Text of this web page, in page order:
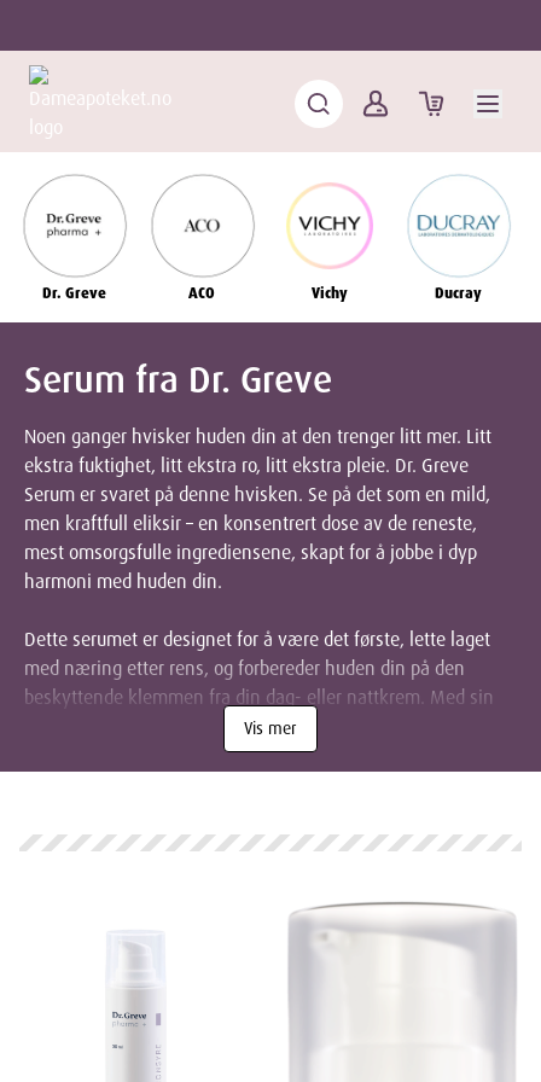
Dr. Greve ACO Vichy Ducray
Serum fra Dr. Greve
Noen ganger hvisker huden din at den trenger litt mer. Litt
ekstra fuktighet, litt ekstra ro, litt ekstra pleie. Dr. Greve
Serum er svaret på denne hvisken. Se på det som en mild,
men kraftfull eliksir – en konsentrert dose av de reneste,
mest omsorgsfulle ingrediensene, skapt for å jobbe i dyp
harmoni med huden din.
Dette serumet er designet for å være det første, lette laget
med næring etter rens, og forbereder huden din på den
beskyttende klemmen fra din dag- eller nattkrem. Med sin
silkemyke konsistens trekker det umiddelbart inn og leverer
målrettet pleie der huden trenger det som mest, noe som er
En Dyrebar Dråpe Velvære
serien, er Dr. Greve Serum parfymefritt og skapt med en dyp
respekt for sensitiv hud. Det er et lite, daglig ritual som utgjør
en stor forskjell.
Hva Kan Dette Milde Serumet Gjøre for
Vis mer